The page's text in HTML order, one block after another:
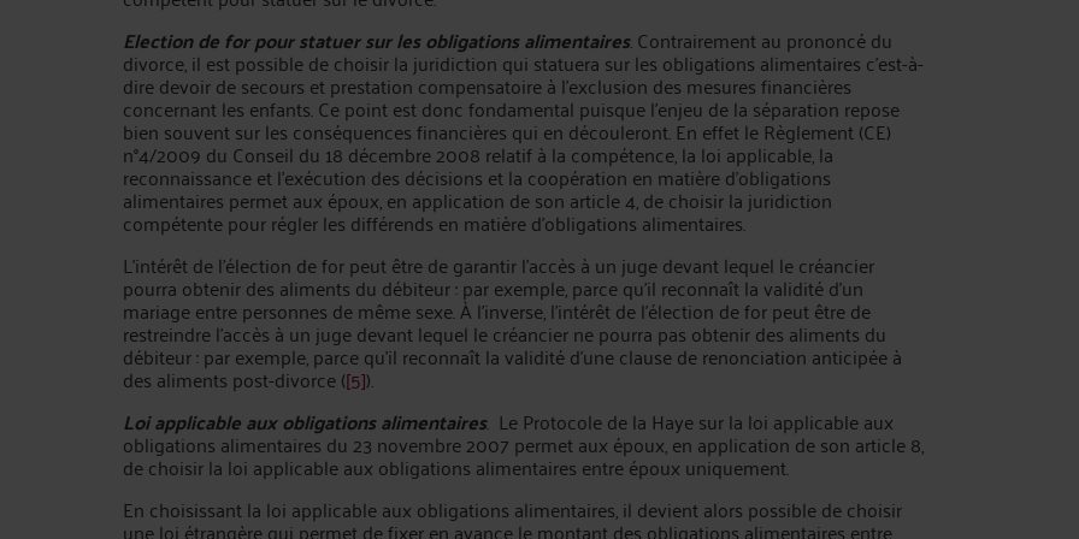
Election de for pour statuer sur les obligations alimentaires. Contrairement au prononcé du
divorce, il est possible de choisir la juridiction qui statuera sur les obligations alimentaires c’est-à-
dire devoir de secours et prestation compensatoire à l’exclusion des mesures financières
concernant les enfants. Ce point est donc fondamental puisque l’enjeu de la séparation repose
bien souvent sur les conséquences financières qui en découleront. En effet le Règlement (CE)
n°4/2009 du Conseil du 18 décembre 2008 relatif à la compétence, la loi applicable, la
reconnaissance et l’exécution des décisions et la coopération en matière d’obligations
alimentaires permet aux époux, en application de son article 4, de choisir la juridiction
compétente pour régler les différends en matière d’obligations alimentaires.
L’intérêt de l’élection de for peut être de garantir l’accès à un juge devant lequel le créancier
pourra obtenir des aliments du débiteur : par exemple, parce qu’il reconnaît la validité d’un
mariage entre personnes de même sexe. À l’inverse, l’intérêt de l’élection de for peut être de
restreindre l’accès à un juge devant lequel le créancier ne pourra pas obtenir des aliments du
débiteur : par exemple, parce qu’il reconnaît la validité d’une clause de renonciation anticipée à
des aliments post-divorce ([5]).
Loi applicable aux obligations alimentaires. Le Protocole de la Haye sur la loi applicable aux
obligations alimentaires du 23 novembre 2007 permet aux époux, en application de son article 8,
de choisir la loi applicable aux obligations alimentaires entre époux uniquement.
En choisissant la loi applicable aux obligations alimentaires, il devient alors possible de choisir
une loi étrangère qui permet de fixer en avance le montant des obligations alimentaires entre